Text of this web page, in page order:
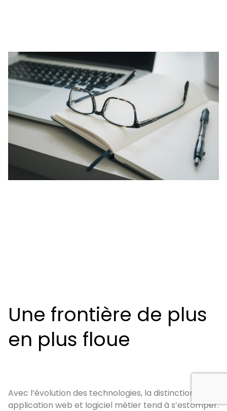
Une frontière de plus
en plus floue
Avec l’évolution des technologies, la distinction entre
application web et logiciel métier tend à s’estomper.